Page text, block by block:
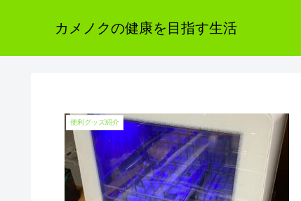
カメノクの健康を目指す生活
便利グッズ紹介